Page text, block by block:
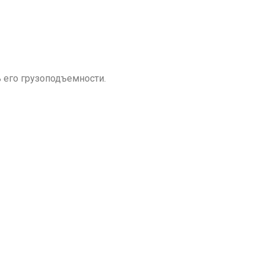
грузоподъемности.